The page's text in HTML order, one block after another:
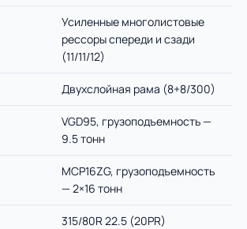
Усиленные многолистовые
рессоры спереди и сзади
(11/11/12)
Двухслойная рама (8+8/300)
VGD95, грузоподъемность —
9.5 тонн
MCP16ZG, грузоподъемность
— 2×16 тонн
315/80R 22.5 (20PR)